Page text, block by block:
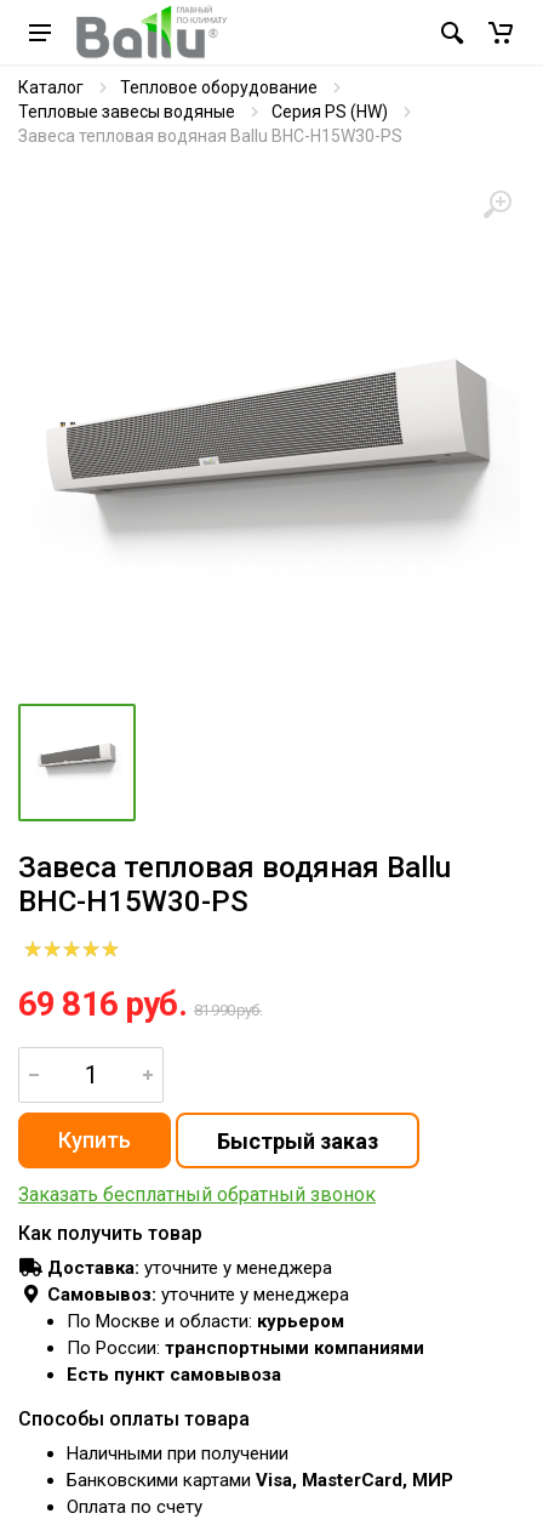
Каталог
Тепловое оборудование
Тепловые завесы водяные
Серия PS (HW)
Завеса тепловая водяная Ballu BHC-H15W30-PS
Завеса тепловая водяная Ballu
BHC-H15W30-PS
69 816 руб. 81 990 руб.
Заказать бесплатный обратный звонок
Как получить товар
Доставка: уточните у менеджера
Самовывоз: уточните у менеджера
По Москве и области: курьером
По России: транспортными компаниями
Есть пункт самовывоза
Способы оплаты товара
Наличными при получении
Банковскими картами Visa, MasterCard, МИР
Оплата по счету